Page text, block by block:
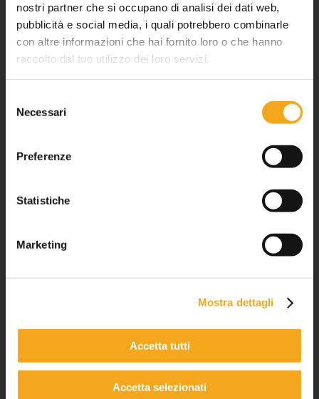
nostri partner che si occupano di analisi dei dati web,
pubblicità e social media, i quali potrebbero combinarle
con altre informazioni che hai fornito loro o che hanno
raccolto dal tuo utilizzo dei loro servizi.
delNecessari
Preferenze
Statistiche
Marketing
Mostra dettagli
Accetta tutti
Accetta selezionati